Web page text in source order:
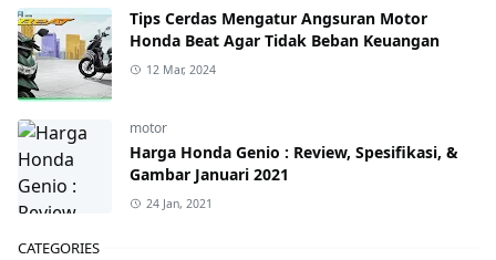
Tips Cerdas Mengatur Angsuran Motor
Honda Beat Agar Tidak Beban Keuangan
12 Mar, 2024
motor
Harga Honda Genio : Review, Spesifikasi, &
Gambar Januari 2021
24 Jan, 2021
CATEGORIES